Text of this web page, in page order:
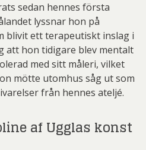
sedan hennes första
lyssnar hon på
blivit ett terapeutiskt inslag i
att hon tidigare blev mentalt
med sitt måleri, vilket
mötte utomhus såg ut som
från hennes ateljé.
af Ugglas konst